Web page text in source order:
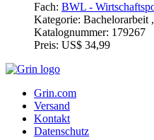
Fach: BWL -
Kategorie: Bachelorarbeit
Katalognummer: 179267
Preis: US$ 34,99
Grin.com
Versand
Kontakt
Datenschutz